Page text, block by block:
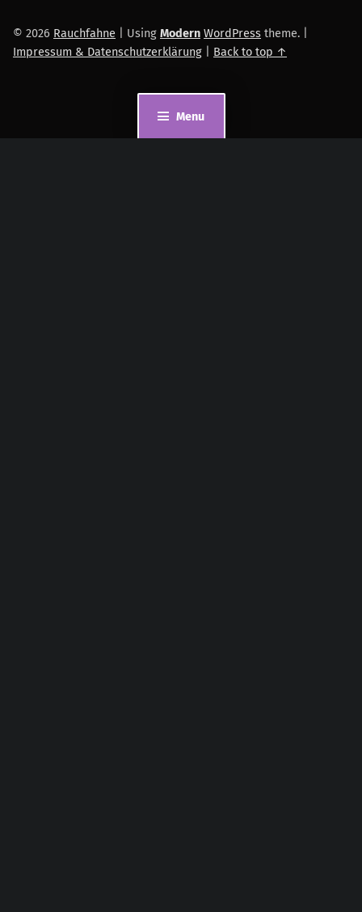
Menu
© 2026 Rauchfahne Using Modern WordPress theme.
Impressum & Datenschutzerklärung
Back to top ↑